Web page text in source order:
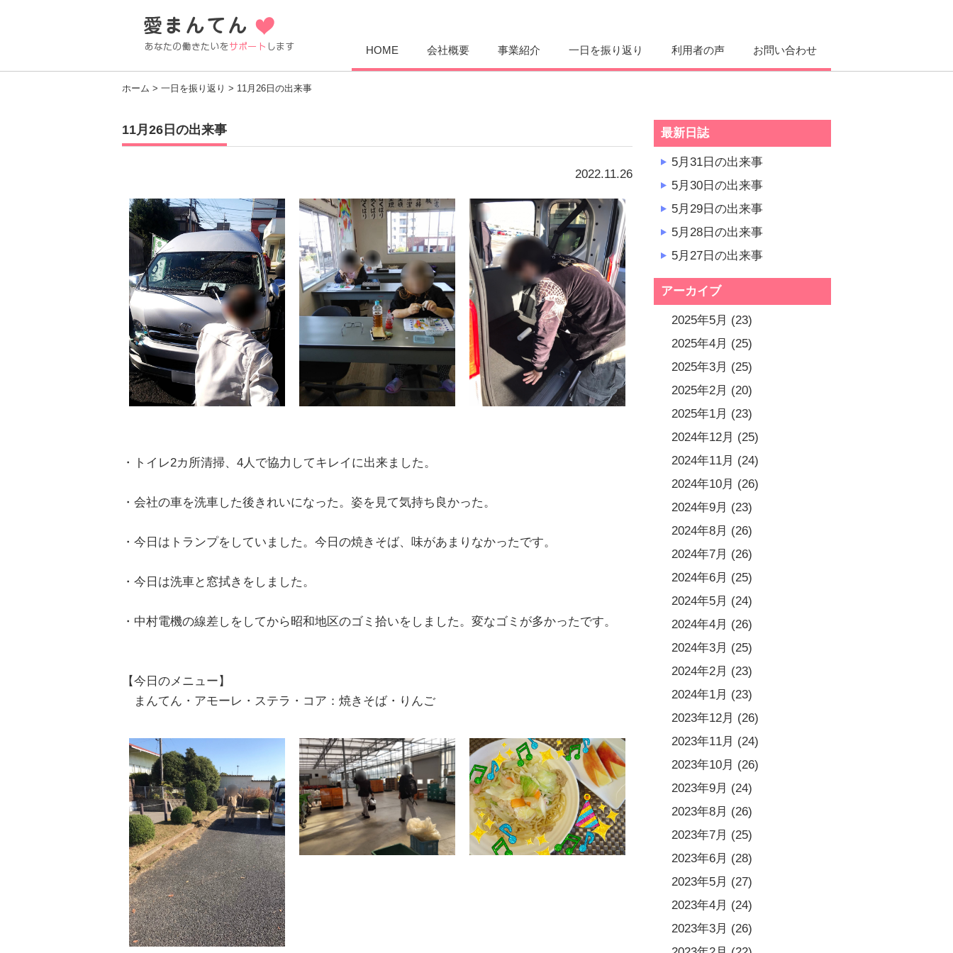
HOME 会社概要 事業紹介 一日を振り返り 利用者の声 お問い合わせ
ホーム > 一日を振り返り > 11月26日の出来事
11月26日の出来事
2022.11.26
・トイレ2カ所清掃、4人で協力してキレイに出来ました。
・会社の車を洗車した後きれいになった。姿を見て気持ち良かった。
・今日はトランプをしていました。今日の焼きそば、味があまりなかったです。
・今日は洗車と窓拭きをしました。
・中村電機の線差しをしてから昭和地区のゴミ拾いをしました。変なゴミが多かったです。
【今日のメニュー】
まんてん・アモーレ・ステラ・コア：焼きそば・りんご
最新日誌
5月31日の出来事
5月30日の出来事
5月29日の出来事
5月28日の出来事
5月27日の出来事
アーカイブ
2025年5月 (23)
2025年4月 (25)
2025年3月 (25)
2025年2月 (20)
2025年1月 (23)
2024年12月 (25)
2024年11月 (24)
2024年10月 (26)
2024年9月 (23)
2024年8月 (26)
2024年7月 (26)
2024年6月 (25)
2024年5月 (24)
2024年4月 (26)
2024年3月 (25)
2024年2月 (23)
2024年1月 (23)
2023年12月 (26)
2023年11月 (24)
2023年10月 (26)
2023年9月 (24)
2023年8月 (26)
2023年7月 (25)
2023年6月 (28)
2023年5月 (27)
2023年4月 (24)
2023年3月 (26)